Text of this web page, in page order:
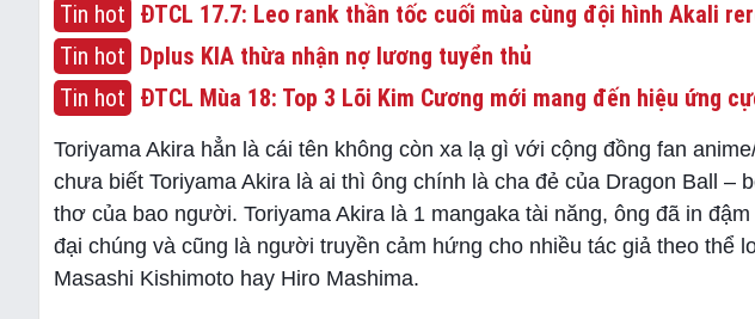
Tin hot ĐTCL 17.7: Leo rank thần tốc cuối mùa cùng đội hình Akali
Tin hot Dplus KIA thừa nhận nợ lương tuyển thủ
Tin hot ĐTCL Mùa 18: Top 3 Lõi Kim Cương mới mang đến hiệu ứng
Toriyama Akira hẳn là cái tên không còn xa lạ gì với cộng đồng fan
chưa biết Toriyama Akira là ai thì ông chính là cha đẻ của Dragon Ball –
thơ của bao người. Toriyama Akira là 1 mangaka tài năng, ông đã in
đại chúng và cũng là người truyền cảm hứng cho nhiều tác giả theo thể
Masashi Kishimoto hay Hiro Mashima.